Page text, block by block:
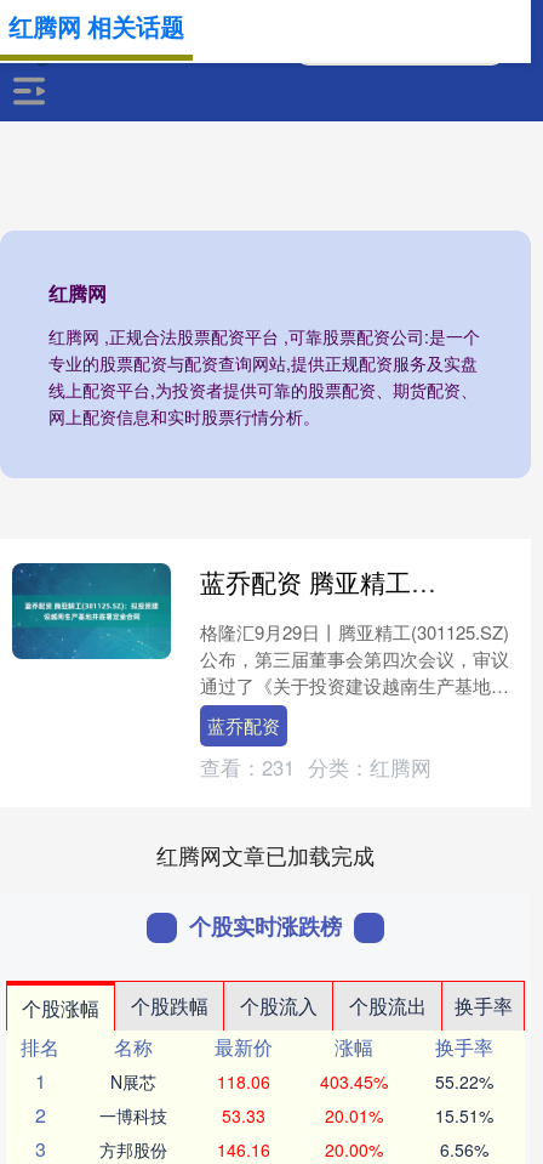
红腾网
红腾网 ,正规合法股票配资平台 ,可靠股票配资公司:是一个
专业的股票配资与配资查询网站,提供正规配资服务及实盘
线上配资平台,为投资者提供可靠的股票配资、期货配资、
网上配资信息和实时股票行情分析。
红腾网 相关话题
蓝乔配资 腾亚精工(301125.SZ)：拟投资建设越南生产基地并签署定金合同
格隆汇9月29日丨腾亚精工(301125.SZ)
公布，第三届董事会第四次会议，审议
通过了《关于投资建设越南生产基地并
签署定金合同的议案》蓝乔配资，同意
公司使用自....
蓝乔配资
查看： 231 分类： 红腾网
红腾网文章已加载完成
个股实时涨跌榜
个股涨幅 个股跌幅 个股流入 个股流出
换手率
排名
名称 最新价 涨幅
换手率
1
N展芯 118.06 403.45% 55.22%
2 一博科技 53.33 20.01% 15.51%
3 方邦股份 146.16 20.00% 6.56%